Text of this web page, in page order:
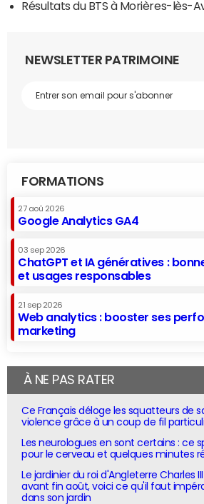
Résultats du BTS à Morières-lès-
NEWSLETTER PATRIMOINE
FORMATIONS
27 aoû 2026
Google Analytics GA4
03 sep 2026
ChatGPT et IA génératives :
et usages responsables
21 sep 2026
Web analytics : booster ses
marketing
À NE PAS RATER
Ce Français déloge les squatteurs de
violence grâce à un coup de fil
Les neurologues en sont certains : ce
pour le cerveau et quelques minutes
Le jardinier du roi d'Angleterre Charles
avant fin août, voici ce qu'il faut
dans son jardin